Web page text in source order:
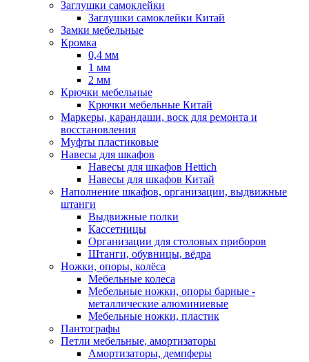
Заглушки самоклейки
Заглушки самоклейки Китай
Замки мебельные
Кромка
0,4 мм
1 мм
2 мм
Крючки мебельные
Крючки мебельные Китай
Маркеры, карандаши, воск для ремонта и
восстановления
Муфты пластиковые
Навесы для шкафов
Навесы для шкафов Hettich
Навесы для шкафов Китай
Наполнение шкафов, организации, выдвижные
штанги
Выдвижные полки
Кассетницы
Организации для столовых приборов
Штанги, обувницы, вёдра
Ножки, опоры, колёса
Мебельные колеса
Мебельные ножки, опоры барные -
металлические алюминиевые
Мебельные ножки, пластик
Пантографы
Петли мебельные, амортизаторы
Амортизаторы, демпферы